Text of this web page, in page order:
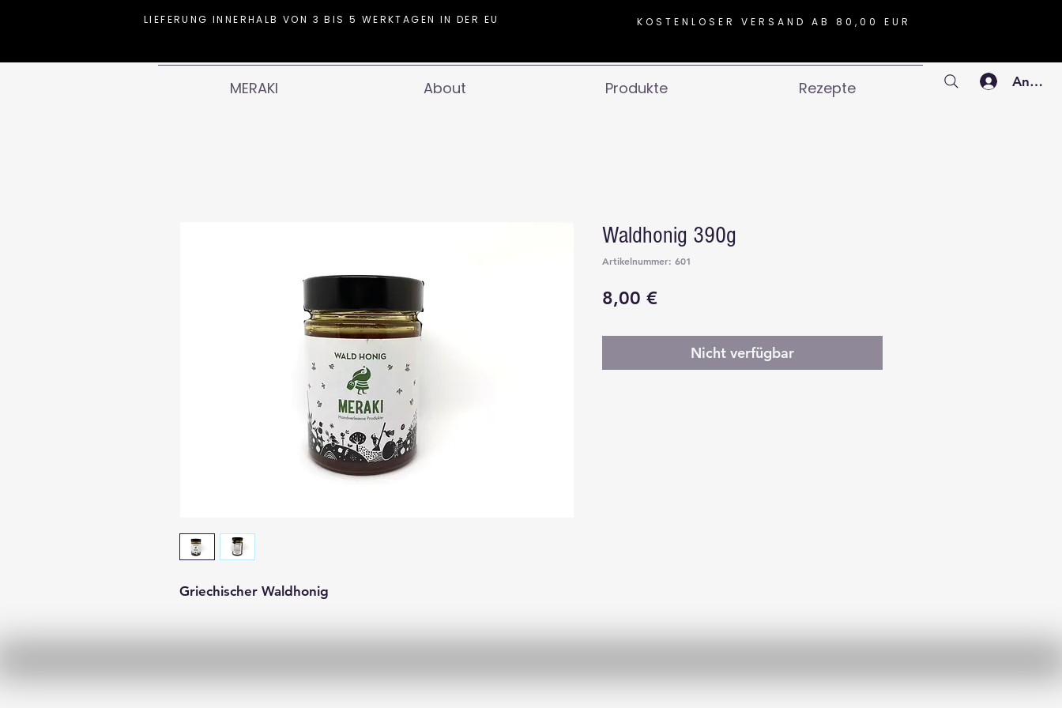
LIEFERUNG INNERHALB VON 3 BIS 5 WERKTAGEN IN DER EU KOSTENLOSER VERSAND AB 80,00 EUR
MERAKI About Produkte Rezepte
Griechischer Waldhonig
Waldhonig 390g
Artikelnummer: 601
8,00 €Preis
Nicht verfügbar